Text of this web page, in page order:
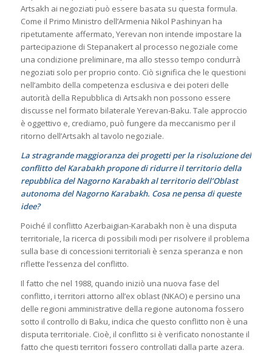
Artsakh ai negoziati può essere basata su questa formula.
Come il Primo Ministro dell’Armenia Nikol Pashinyan ha
ripetutamente affermato, Yerevan non intende impostare la
partecipazione di Stepanakert al processo negoziale come
una condizione preliminare, ma allo stesso tempo condurrà
negoziati solo per proprio conto. Ciò significa che le questioni
nell’ambito della competenza esclusiva e dei poteri delle
autorità della Repubblica di Artsakh non possono essere
discusse nel formato bilaterale Yerevan-Baku. Tale approccio
è oggettivo e, crediamo, può fungere da meccanismo per il
ritorno dell’Artsakh al tavolo negoziale.
La stragrande maggioranza dei progetti per la risoluzione del
conflitto del Karabakh propone di ridurre il territorio della
repubblica del Nagorno Karabakh al territorio dell’Oblast
autonoma del Nagorno Karabakh. Cosa ne pensa di queste
idee?
Poiché il conflitto Azerbaigian-Karabakh non è una disputa
territoriale, la ricerca di possibili modi per risolvere il problema
sulla base di concessioni territoriali è senza speranza e non
riflette l’essenza del conflitto.
Il fatto che nel 1988, quando iniziò una nuova fase del
conflitto, i territori attorno all’ex oblast (NKAO) e persino una
delle regioni amministrative della regione autonoma fossero
sotto il controllo di Baku, indica che questo conflitto non è una
disputa territoriale. Cioè, il conflitto si è verificato nonostante il
fatto che questi territori fossero controllati dalla parte azera.